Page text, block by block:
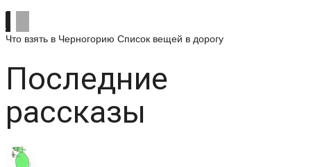
Что взять в Черногорию Список вещей в дорогу
Последние
рассказы